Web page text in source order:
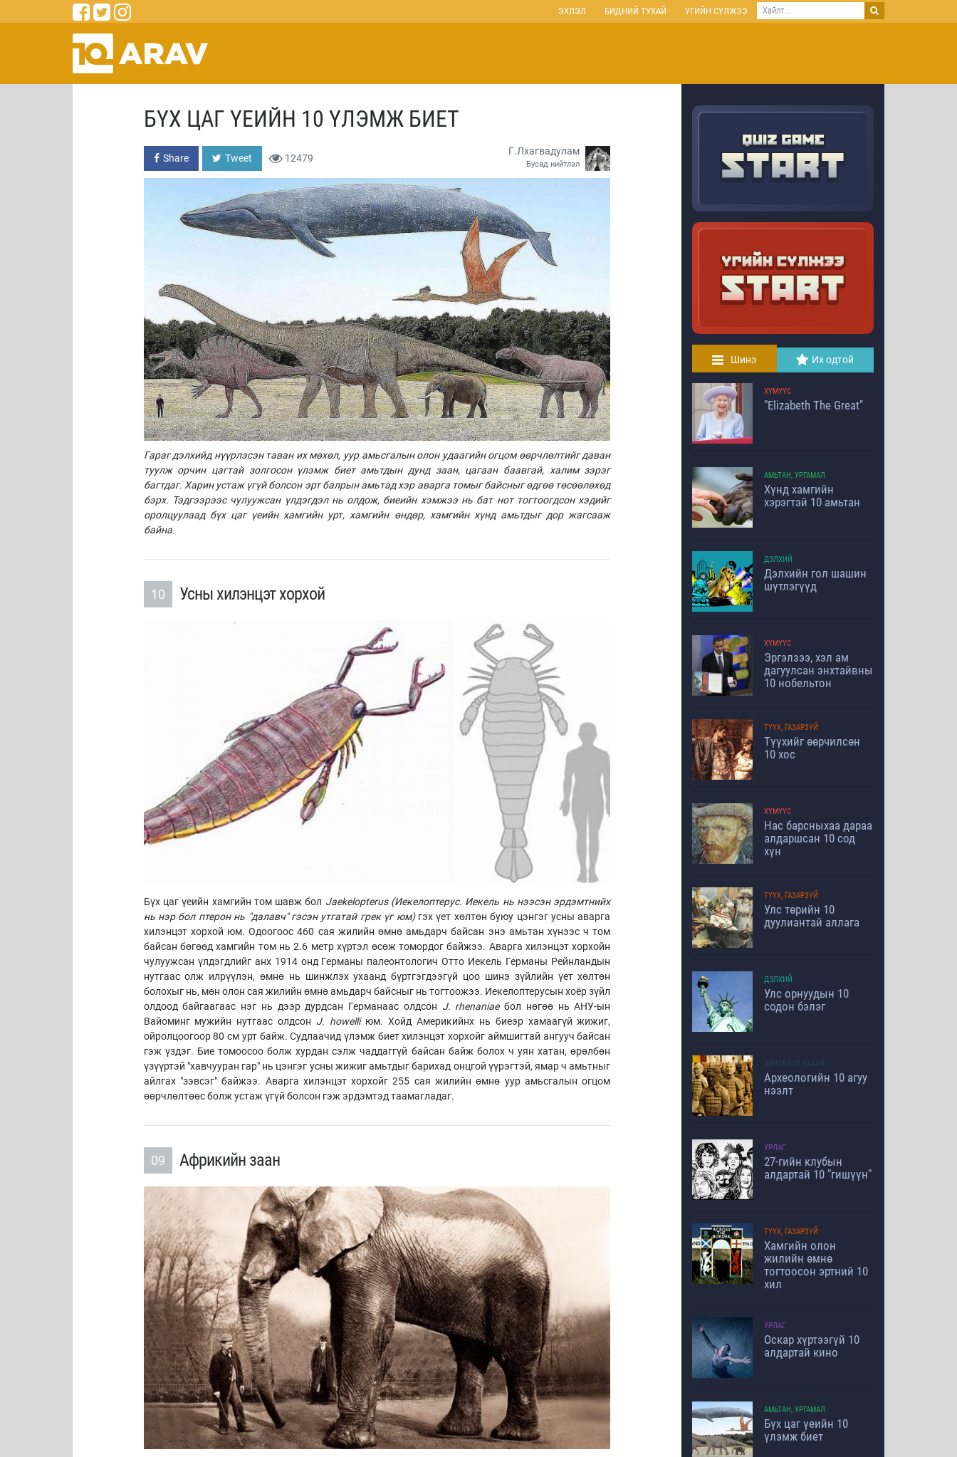
ЭХЛЭЛ БИДНИЙ ТУХАЙ ҮГИЙН СҮЛЖЭЭ
БҮХ ЦАГ ҮЕИЙН 10 ҮЛЭМЖ БИЕТ
Share Tweet 12479
Г.Лхагвадулам
Бусад нийтлэл
Гараг дэлхийд нүүрлэсэн таван их мөхөл, уур амьсгалын олон удаагийн огцом өөрчлөлтийг даван
туулж орчин цагтай золгосон үлэмж биет амьтдын дунд заан, цагаан баавгай, халим зэрэг
багтдаг. Харин устаж үгүй болсон эрт балрын амьтад хэр аварга томыг байсныг өдгөө төсөөлөхөд
бэрх. Тэдгээрээс чулуужсан үлдэгдэл нь олдож, биеийн хэмжээ нь бат нот тогтоогдсон хэдийг
оролцуулаад бүх цаг үеийн хамгийн урт, хамгийн өндөр, хамгийн хүнд амьтдыг дор жагсааж
байна.
10 Усны хилэнцэт хорхой
Бүх цаг үеийн хамгийн том шавж бол Jaekelopterus (Иекелоптерус. Иекель нь нээсэн эрдэмтнийх
нь нэр бол птерон нь "далавч" гэсэн утгатай грек үг юм) гэх үет хөлтөн буюу цэнгэг усны аварга
хилэнцэт хорхой юм. Одоогоос 460 сая жилийн өмнө амьдарч байсан энэ амьтан хүнээс ч том
байсан бөгөөд хамгийн том нь 2.6 метр хүртэл өсөж томордог байжээ. Аварга хилэнцэт хорхойн
чулуужсан үлдэгдлийг анх 1914 онд Германы палеонтологич Отто Иекель Германы Рейнландын
нутгаас олж илрүүлэн, өмнө нь шинжлэх ухаанд бүртгэгдээгүй цоо шинэ зүйлийн үет хөлтөн
болохыг нь, мөн олон сая жилийн өмнө амьдарч байсныг нь тогтоожээ. Иекелоптерусын хоёр зүйл
олдоод байгаагаас нэг нь дээр дурдсан Германаас олдсон J. rhenaniaeбол нөгөө нь АНУ-ын
Вайоминг мужийн нутгаас олдсон J. howelliюм. Хойд Америкийнх нь биеэр хамаагүй жижиг,
ойролцоогоор 80 см урт байж. Судлаачид үлэмж биет хилэнцэт хорхойг аймшигтай ангууч байсан
гэж үздэг. Бие томоосоо болж хурдан сэлж чаддаггүй байсан байж болох ч уян хатан, өрөлбөн
үзүүртэй "хавчууран гар" нь цэнгэг усны жижиг амьтдыг барихад онцгой үүрэгтэй, ямар ч амьтныг
айлгах "зэвсэг" байжээ. Аварга хилэнцэт хорхойг 255 сая жилийн өмнө уур амьсгалын огцом
өөрчлөлтөөс болж устаж үгүй болсон гэж эрдэмтэд таамагладаг.
09 Африкийн заан
Шинэ Их одтой
ХҮМҮҮС
"Elizabeth The Great"
АМЬТАН, УРГАМАЛ
Хүнд хамгийн
хэрэгтэй 10 амьтан
ДЭЛХИЙ
Дэлхийн гол шашин
шүтлэгүүд
ХҮМҮҮС
Эргэлзээ, хэл ам
дагуулсан энхтайвны
10 нобельтон
ТҮҮХ, ГАЗАРЗҮЙ
Түүхийг өөрчилсөн
10 хос
ХҮМҮҮС
Нас барсныхаа дараа
алдаршсан 10 сод
хүн
ТҮҮХ, ГАЗАРЗҮЙ
Улс төрийн 10
дуулиантай аллага
ДЭЛХИЙ
Улс орнуудын 10
содон бэлэг
ШИНЖЛЭХ УХААН
Археологийн 10 агуу
нээлт
УРЛАГ
27-гийн клубын
алдартай 10 "гишүүн"
ТҮҮХ, ГАЗАРЗҮЙ
Хамгийн олон
жилийн өмнө
тогтоосон эртний 10
хил
УРЛАГ
Оскар хүртээгүй 10
алдартай кино
АМЬТАН, УРГАМАЛ
Бүх цаг үеийн 10
үлэмж биет